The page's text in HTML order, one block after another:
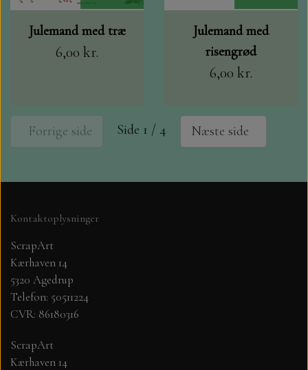
Julemand med træ
6,00 kr.
Julemand med
risengrød
6,00 kr.
Forrige side Side 1 / 4 Næste side
Kontaktoplysninger
ScrapArt
Kærhaven 14
5320 Agedrup
Telefon: 50511224
CVR: 86180316
ScrapArt
Kærhaven 14